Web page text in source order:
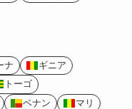
ナ
ギニア
トーゴ
ベナン
マリ